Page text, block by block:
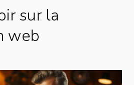
sur la
web